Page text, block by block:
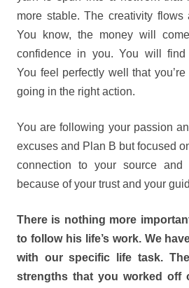
more stable. The creativity
You know, the money will
confidence in you. You will find
You feel perfectly well that
going in the right action.
You are following your passion
excuses and Plan B but focused
connection to your source and
because of your trust and your
There is nothing more
to follow his life’s work. We
with our specific life task.
strengths that you worked off